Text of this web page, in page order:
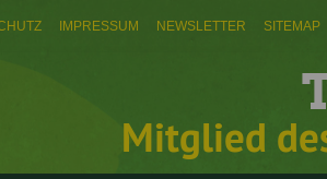
IMPRESSUM NEWSLETTER SITEMAP
Mitglied